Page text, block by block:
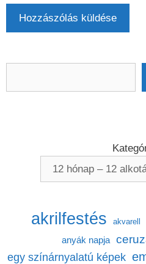
akrilfestés akvarell
anyák napja
egy színárnyalatú képek